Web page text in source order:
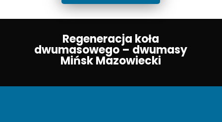
Regeneracja koła
dwumasowego – dwumasy
Mińsk Mazowiecki